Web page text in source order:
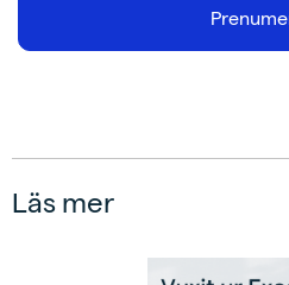
Läs mer